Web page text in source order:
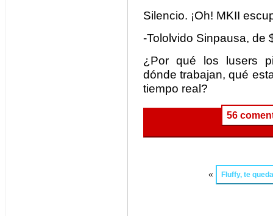
Silencio. ¡Oh! MKII
-Tololvido Sinpausa, de
¿Por qué los lusers
dónde trabajan, qué
tiempo real?
56
« Fluffy, te